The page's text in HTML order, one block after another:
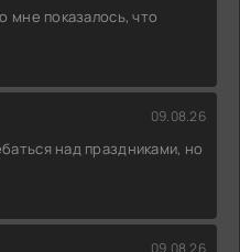
мне показалось, что
09.08.26
над праздниками, но